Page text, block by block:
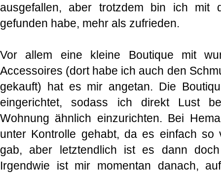
ausgefallen, aber trotzdem bin ich mit
gefunden habe, mehr als zufrieden.
Vor allem eine kleine Boutique mit
Accessoires (dort habe ich auch den
gekauft) hat es mir angetan. Die
eingerichtet, sodass ich direkt Lust
Wohnung ähnlich einzurichten. Bei
unter Kontrolle gehabt, da es einfach so
gab, aber letztendlich ist es dann
Irgendwie ist mir momentan danach,